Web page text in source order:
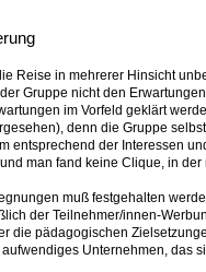
Reise in mehrerer Hinsicht
Gruppe nicht den
im Vorfeld geklärt
denn die Gruppe
entsprechend der Interessen
man fand keine Clique, in
muß festgehalten
der Teilnehmer/innen-
die pädagogischen
Unternehmen, das